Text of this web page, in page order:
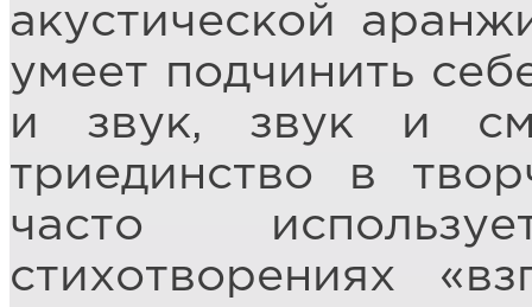
акустической
умеет подчинить
и звук, звук и
триединство в
часто
стихотворениях